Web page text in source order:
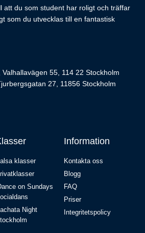
att du som student har roligt och träffar
som du utvecklas till en fantastisk
55, 114 22 Stockholm
27, 11856 Stockholm
klasser
on Sundays
Night
Information
Kontakta oss
Blogg
FAQ
Priser
Integritetspolicy